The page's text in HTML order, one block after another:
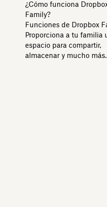
¿Cómo funciona
Family?
Funciones de Dropbox
Proporciona a tu familia
espacio para compartir,
almacenar y mucho más.